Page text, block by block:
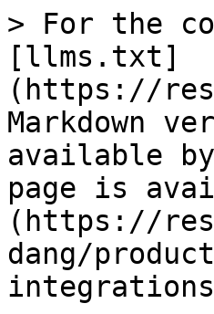
> For the
[llms.txt]
(https://
Markdown
available
page is
(https://
dang/